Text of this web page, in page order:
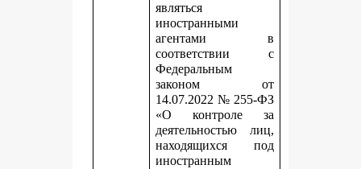
являться
иностранными
агентами в
соответствии с
Федеральным
законом от
14.07.2022 № 255-ФЗ
«О контроле за
деятельностью лиц,
находящихся под
иностранным